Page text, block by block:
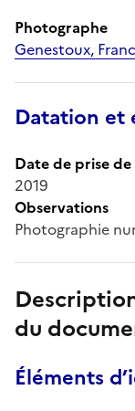
Photographe
Genestoux,
Datation et
Date de prise
2019
Observations
Photographie
du
Éléments